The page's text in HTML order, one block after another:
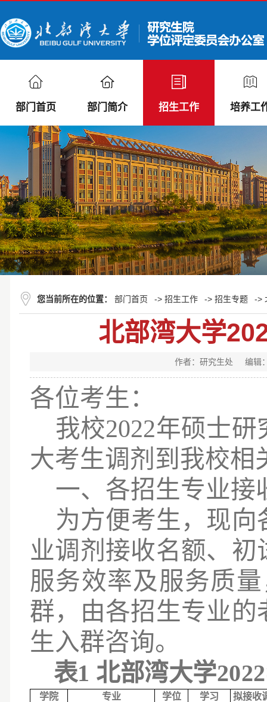
部门首页 部门简介 招生工作 培养工
您当前所在的位置： 部门首页 -> 招生工作 -> 招生专题 ->
北部湾大学
作者：研究生处 编辑
各位考生：
我校2022年硕士研
大考生调剂到我校相
一、各招生专业接
为方便考生，现
业调剂接收名额、
服务效率及服务质
群，由各招生专业
生入群咨询。
表1 北部湾大学
学院
专业
学位
学习
拟接收